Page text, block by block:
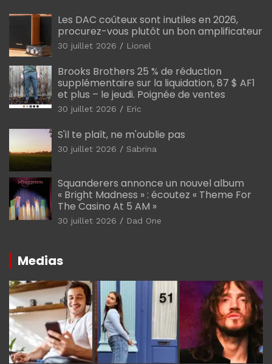
Les DAC coûteux sont inutiles en 2026,
procurez-vous plutôt un bon amplificateur
30 juillet 2026 Lionel
Brooks Brothers 25 % de réduction
supplémentaire sur la liquidation, 87 $ AF1
et plus – le jeudi. Poignée de ventes
30 juillet 2026 Eric
S'il te plaît, ne m'oublie pas
30 juillet 2026 Sabrina
Squanderers annonce un nouvel album
« Bright Madness » : écoutez « Theme For
The Casino At 5 AM »
30 juillet 2026 Dad One
Medias